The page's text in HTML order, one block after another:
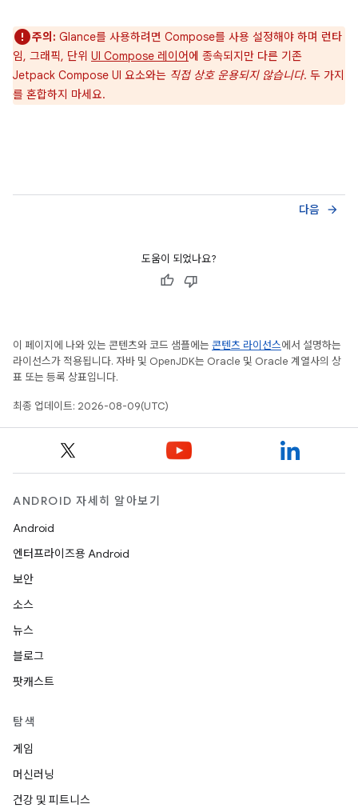
주의: Glance를 사용하려면 Compose를 사용 설정해야 하며 런타
임, 그래픽, 단위 UI Compose 레이어에 종속되지만 다른 기존
Jetpack Compose UI 요소와는 직접 상호 운용되지 않습니다. 두 가지
를 혼합하지 마세요.
다음 arrow_forward
도움이 되었나요?
이 페이지에 나와 있는 콘텐츠와 코드 샘플에는 콘텐츠 라이선스에서 설명하는
라이선스가 적용됩니다. 자바 및 OpenJDK는 Oracle 및 Oracle 계열사의 상
표 또는 등록 상표입니다.
최종 업데이트: 2026-08-09(UTC)
ANDROID 자세히 알아보기
Android
엔터프라이즈용 Android
보안
소스
뉴스
블로그
팟캐스트
탐색
게임
머신러닝
건강 및 피트니스